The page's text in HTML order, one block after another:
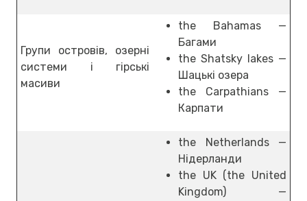
Групи островів, озерні
системи і гірські
масиви
the Bahamas —
Багами
the Shatsky lakes —
Шацькі озера
the Carpathians —
Карпати
the Netherlands —
Нідерланди
the UK (the United
Kingdom) —